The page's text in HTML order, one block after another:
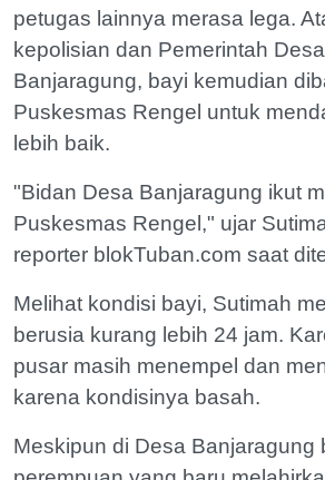
petugas lainnya merasa lega.
kepolisian dan Pemerintah
Banjaragung, bayi kemudian
Puskesmas Rengel untuk
lebih baik.
"Bidan Desa Banjaragung ikut
Puskesmas Rengel," ujar
reporter blokTuban.com saat
Melihat kondisi bayi, Sutimah
berusia kurang lebih 24 jam.
pusar masih menempel dan
karena kondisinya basah.
Meskipun di Desa Banjaragung